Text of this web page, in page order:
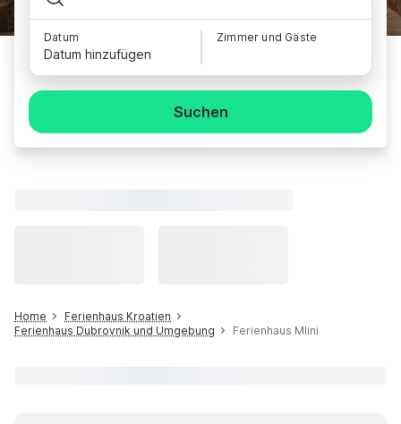
Datum
Datum hinzufügen
Zimmer und Gäste
Suchen
Home
Ferienhaus Kroatien
Ferienhaus Dubrovnik und Umgebung
Ferienhaus Mlini